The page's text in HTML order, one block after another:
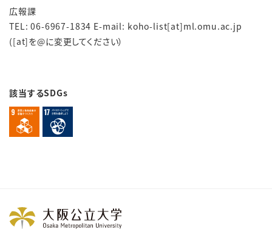
広報課
TEL: 06-6967-1834 E-mail: koho-list[at]ml.omu.ac.jp
([at]を@に変更してください）
該当するSDGs